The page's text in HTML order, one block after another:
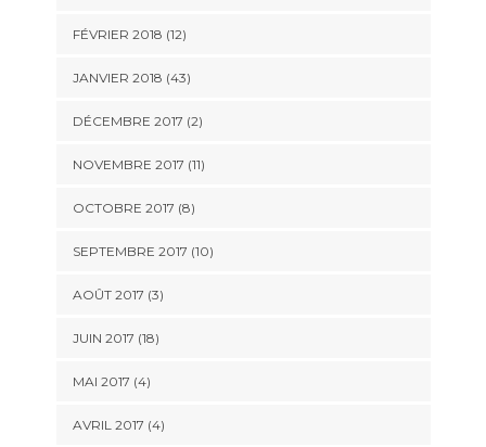
FÉVRIER 2018 (12)
JANVIER 2018 (43)
DÉCEMBRE 2017 (2)
NOVEMBRE 2017 (11)
OCTOBRE 2017 (8)
SEPTEMBRE 2017 (10)
AOÛT 2017 (3)
JUIN 2017 (18)
MAI 2017 (4)
AVRIL 2017 (4)